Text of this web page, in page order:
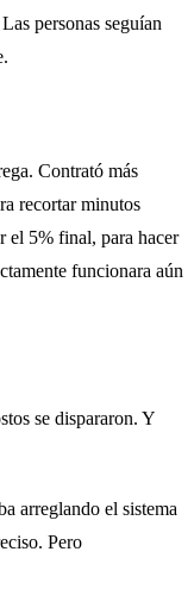
personas seguían
Contrató más
recortar minutos
el 5% final, para hacer
funcionara aún
se dispararon. Y
arreglando el sistema
Pero